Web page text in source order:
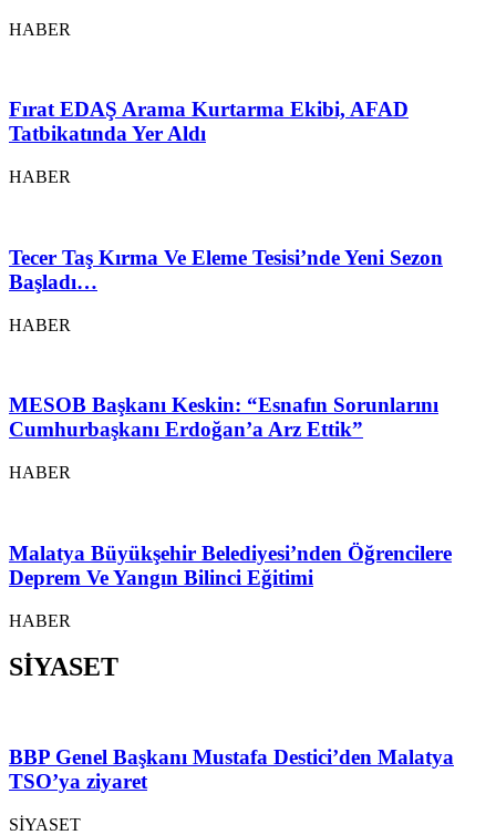
HABER
Fırat EDAŞ Arama Kurtarma Ekibi, AFAD
Tatbikatında Yer Aldı
HABER
Tecer Taş Kırma Ve Eleme Tesisi’nde Yeni Sezon
Başladı…
HABER
MESOB Başkanı Keskin: “Esnafın Sorunlarını
Cumhurbaşkanı Erdoğan’a Arz Ettik”
HABER
Malatya Büyükşehir Belediyesi’nden Öğrencilere
Deprem Ve Yangın Bilinci Eğitimi
HABER
SİYASET
BBP Genel Başkanı Mustafa Destici’den Malatya
TSO’ya ziyaret
SİYASET